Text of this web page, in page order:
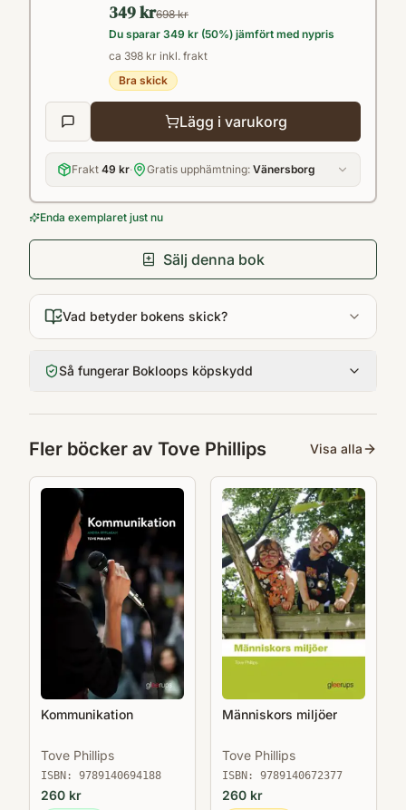
eleverna aktiva i sitt lärande• ett läromedel
som visar hur psykologin har vuxit fram och
förändrats i samspel med samhällets
värderingar
349 kr698 kr
Du sparar 349 kr (50%) jämfört med nypris
ca 398 kr inkl. frakt
Bra skick
Lägg i varukorg
Frakt 49 kr· Gratis upphämtning: Vänersborg
Enda exemplaret just nu
Sälj denna bok
Vad betyder bokens skick?
Så fungerar Bokloops köpskydd
Fler böcker av Tove Phillips Visa alla
Kommunikation
Tove Phillips
ISBN: 9789140694188
260 kr
Människors miljöer
Tove Phillips
ISBN: 9789140672377
260 kr